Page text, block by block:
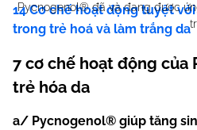
Pycnogenol® đã và đang được
14 Cơ chế hoạt động tuyệt
trong trẻ hoá và làm trắng da
7 cơ chế hoạt động
trẻ hóa da
a/ Pycnogenol® giúp tăng